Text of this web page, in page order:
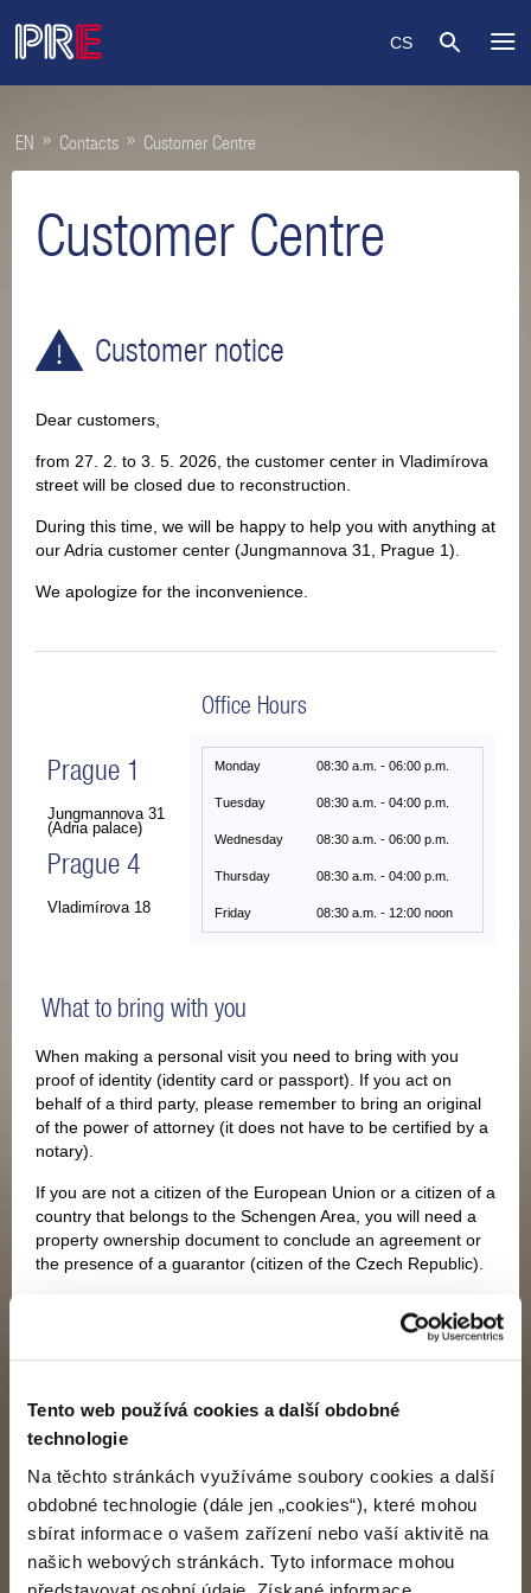
Tento web používá cookies a další obdobné
technologie
Na těchto stránkách využíváme soubory cookies a další
obdobné technologie (dále jen „cookies“), které mohou
sbírat informace o vašem zařízení nebo vaší aktivitě na
našich webových stránkách. Tyto informace mohou
CS
EN » Contacts » Customer Centre
Customer Centre
Customer notice
Dear customers,
from 27. 2. to 3. 5. 2026, the customer center in Vladimírova
street will be closed due to reconstruction.
During this time, we will be happy to help you with anything at
our Adria customer center (Jungmannova 31, Prague 1).
We apologize for the inconvenience.
Prague 1
Jungmannova 31
(Adria palace)
Prague 4
Vladimírova 18
Office Hours
Monday 08:30 a.m. - 06:00 p.m.
Tuesday 08:30 a.m. - 04:00 p.m.
Wednesday 08:30 a.m. - 06:00 p.m.
Thursday 08:30 a.m. - 04:00 p.m.
Friday 08:30 a .m. - 12:00 noon
What to bring with you
When making a personal visit you need to bring with you
proof of identity (identity card or passport). If you act on
behalf of a third party, please remember to bring an original
of the power of attorney (it does not have to be certified by a
notary).
If you are not a citizen of the European Union or a citizen of a
country that belongs to the Schengen Area, you will need a
property ownership document to conclude an agreement or
the presence of a guarantor (citizen of the Czech Republic).
method.
Bank details
Customer Line
Contact form